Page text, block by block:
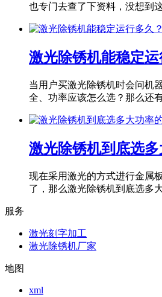
也专门去查了下资料，没想到
激光除锈机能稳定运
当用户买激光除锈机时会问机
全、功率应该怎么选？那么还
激光除锈机到底选多
现在采用激光的方式进行金属
了，那么激光除锈机到底选多
服务
激光刻字加工
激光除锈机厂家
地图
xml